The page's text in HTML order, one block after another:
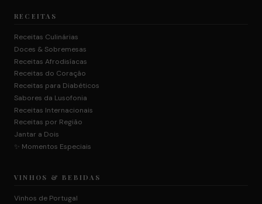
RECEITAS
Receitas Culinárias
Doces & Sobremesas
Receitas Afrodisíacas
Receitas do Coração
Receitas para Diabéticos
Sabores da Lusofonia
Receitas Internacionais
Receitas por Região
Jantar a Dois
✨ Momentos Especiais
VINHOS & BEBIDAS
Vinhos de Portugal